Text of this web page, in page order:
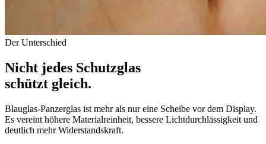
Der Unterschied
Nicht jedes Schutzglas
schützt gleich.
Blauglas-Panzerglas ist mehr als nur eine Scheibe vor dem Display.
Es vereint höhere Materialreinheit, bessere Lichtdurchlässigkeit und
deutlich mehr Widerstandskraft.